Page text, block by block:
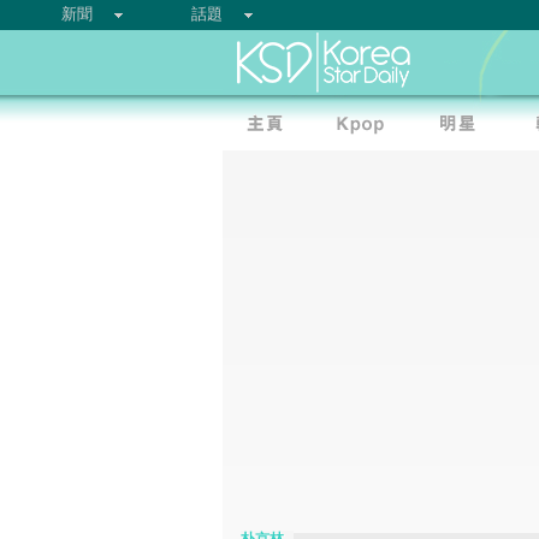
新聞 話題